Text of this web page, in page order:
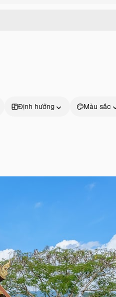
Định hướng Màu sắc
AI
hình ảnh
video AI
Academy
Tài liệu
Hỗ trợ
Điều khoản sử
dụng